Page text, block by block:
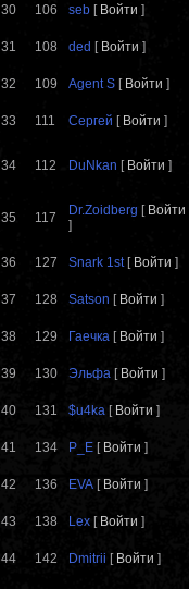
30 106 seb [ Войти ]
31 108 ded [ Войти ]
32 109 Agent S [ Войти ]
33 111 Сергей [ Войти ]
34 112 DuNkan [ Войти ]
35 117 Dr.Zoidberg [ Войти
]
36 127 Snark 1st[ Войти ]
37 128 Satson [ Войти ]
38 129 Гаечка [ Войти ]
39 130 Эльфа [ Войти ]
40 131 $u4ka [ Войти ]
41 134 P_E [ Войти ]
42 136 EVA [ Войти ]
43 138 Lex [ Войти ]
44 142 Dmitrii [ Войти ]